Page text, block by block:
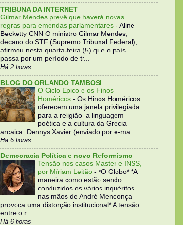
TRIBUNA DA INTERNET
Gilmar Mendes prevê que haverá novas
regras para emendas parlamentares - Aline
Becketty CNN O ministro Gilmar Mendes,
decano do STF (Supremo Tribunal Federal),
afirmou nesta quarta-feira (5) que o país
passa por um período de tr...
Há 2 horas
BLOG DO ORLANDO TAMBOSI
O Ciclo Épico e os Hinos
Homéricos - Os Hinos Homéricos
oferecem uma janela privilegiada
para a religião, a linguagem
poética e a cultura da Grécia
arcaica. Dennys Xavier (enviado por e-ma...
Há 6 horas
Democracia Política e novo Reformismo
Tensão nos casos Master e INSS,
por Míriam Leitão - *O Globo* *A
maneira como estão sendo
conduzidos os vários inquéritos
nas mãos de André Mendonça
provoca uma distorção institucional* A tensão
entre o r...
Há 6 horas